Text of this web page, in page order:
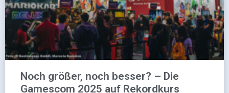
Noch größer, noch besser? – Die
Gamescom 2025 auf Rekordkurs